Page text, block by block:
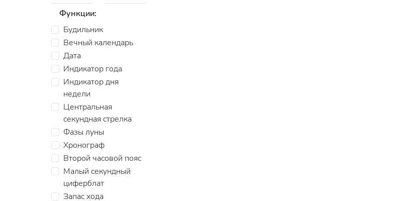
Функции:
Будильник
Вечный календарь
Дата
Индикатор года
Индикатор дня
недели
Центральная
секундная стрелка
Фазы луны
Хронограф
Второй часовой пояс
Малый секундный
циферблат
Запас хода